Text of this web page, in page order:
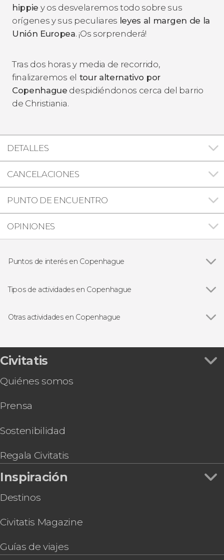
hippie y os desvelaremos todo sobre sus
orígenes y sus peculiares leyes al margen de la
Unión Europea. ¡Os sorprenderá!
Tras dos horas y media de recorrido,
finalizaremos el tour alternativo por
Copenhague despidiéndonos cerca del barrio
de Christiania.
DETALLES
CANCELACIONES
PUNTO DE ENCUENTRO
OPINIONES
Puntos de interés en Copenhague
Christiania
Jardines de Tivoli
Tipos de actividades en Copenhague
Free tours en Copenhague
Autobús turístico
Otras actividades en Copenhague
Excursión a Malmö
Tour en bicicleta por Copenhague
Tour en bicicleta por el parque Dyrehaven
Tour de la pastelería danesa por Copenhague
Pub Crawl ¡Tour de fiesta por Copenhague!
Civitatis
Quiénes somos
Prensa
Sostenibilidad
Regala Civitatis
Inspiración
Destinos
Civitatis Magazine
Guías de viajes